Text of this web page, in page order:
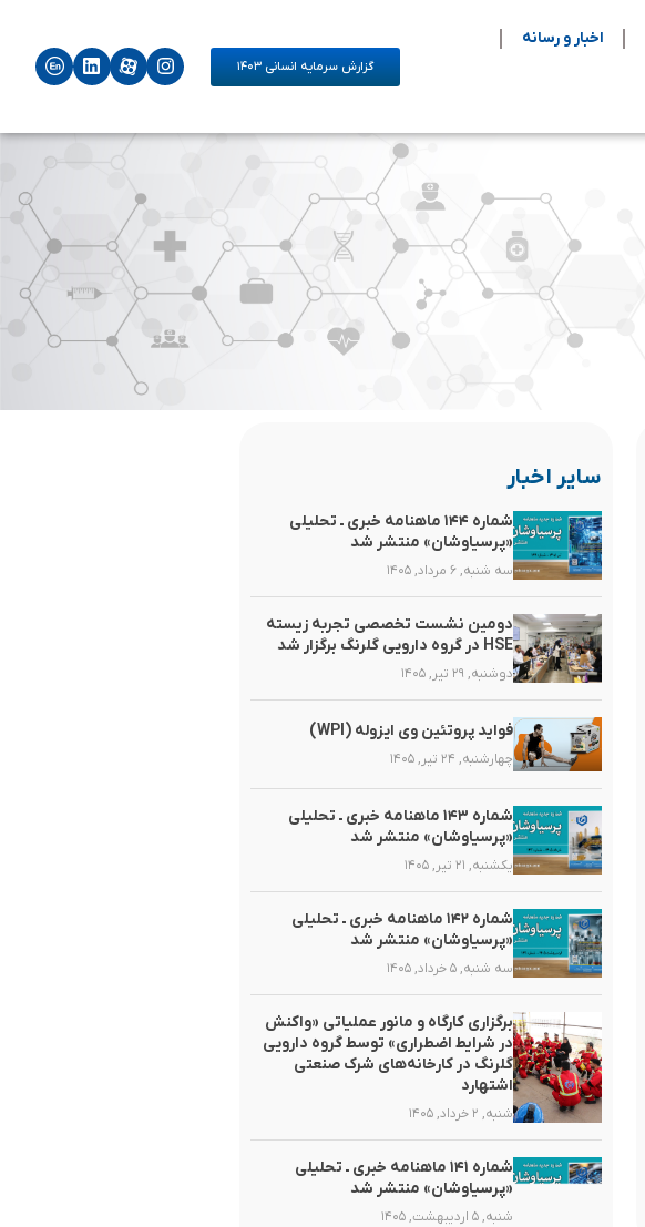
اخبار و رسانه
گزارش سرمایه انسانی ۱۴۰۳
سایر اخبار
شماره ۱۴۴ ماهنامه خبری ـ تحلیلی
«پرسیاوشان» منتشر شد
سه شنبه, ۶ مرداد, ۱۴۰۵
دومین نشست تخصصی تجربه زیسته
HSE در گروه دارویی گلرنگ برگزار شد
دوشنبه, ۲۹ تیر, ۱۴۰۵
فواید پروتئین وی ایزوله (WPI)
چهارشنبه, ۲۴ تیر, ۱۴۰۵
شماره ۱۴۳ ماهنامه خبری ـ تحلیلی
«پرسیاوشان» منتشر شد
یکشنبه, ۲۱ تیر, ۱۴۰۵
شماره ۱۴۲ ماهنامه خبری ـ تحلیلی
«پرسیاوشان» منتشر شد
سه شنبه, ۵ خرداد, ۱۴۰۵
برگزاری کارگاه و مانور عملیاتی «واکنش
در شرایط اضطراری» توسط گروه دارویی
گلرنگ در کارخانه‌های شرک صنعتی
اشتهارد
شنبه, ۲ خرداد, ۱۴۰۵
شماره ۱۴۱ ماهنامه خبری ـ تحلیلی
«پرسیاوشان» منتشر شد
شنبه, ۵ اردیبهشت, ۱۴۰۵